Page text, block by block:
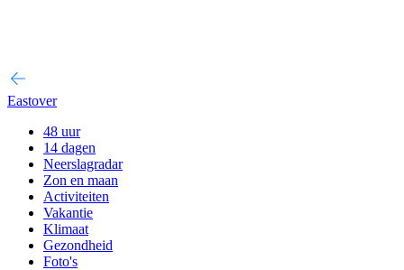
Eastover
48 uur
14 dagen
Neerslagradar
Zon en maan
Activiteiten
Vakantie
Klimaat
Gezondheid
Foto's